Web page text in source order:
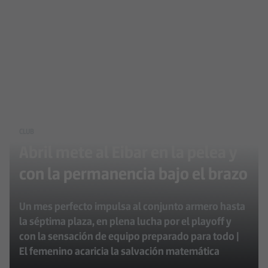
con la permanencia bajo el brazo
Un mes perfecto impulsa al conjunto armero hasta
la séptima plaza, en plena lucha por el playoff y
con la sensación de equipo preparado para todo |
El femenino acaricia la salvación matemática